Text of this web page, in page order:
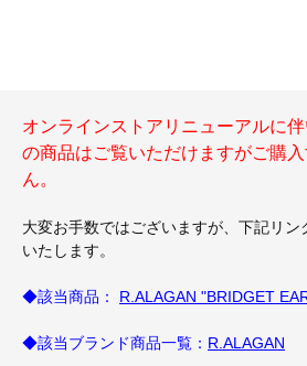
オンラインストアリニューアルに
の商品はご覧いただけますがご購
ん。
大変お手数ではございますが、下記リ
いたします。
◆該当商品： R.ALAGAN "BRIDGET
◆該当ブランド商品一覧： R.ALAGAN